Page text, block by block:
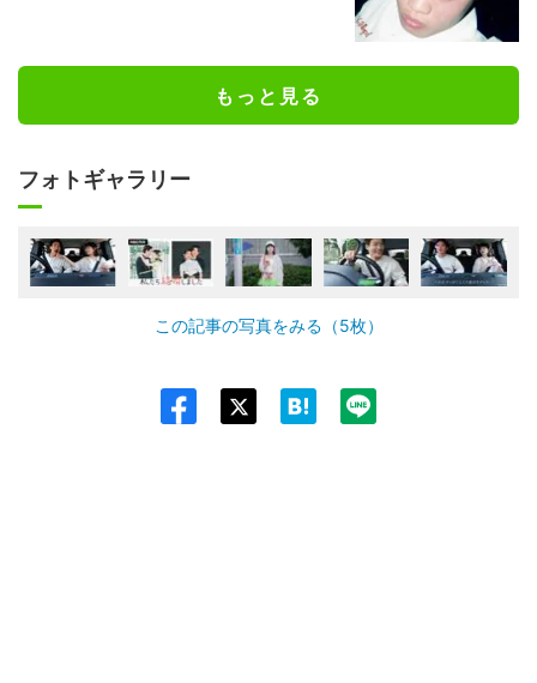
もっと見る
フォトギャラリー
この記事の写真をみる（5枚）